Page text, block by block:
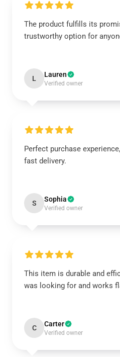
The product fulfills its
trustworthy option for
L Lauren
Verified owner
Perfect purchase
fast delivery.
S Sophia
Verified owner
This item is durable and
was looking for and works
C Carter
Verified owner